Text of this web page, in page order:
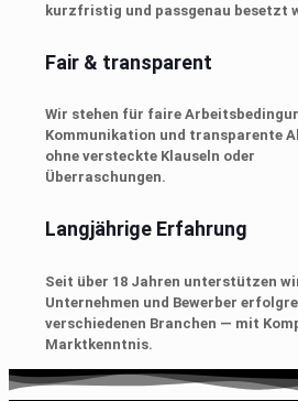
kurzfristig und passgenau besetzt
Fair & transparent
Wir stehen für faire
Kommunikation und transparente
ohne versteckte Klauseln oder
Überraschungen.
Langjährige Erfahrung
Seit über 18 Jahren unterstützen
Unternehmen und Bewerber
verschiedenen Branchen — mit
Marktkenntnis.